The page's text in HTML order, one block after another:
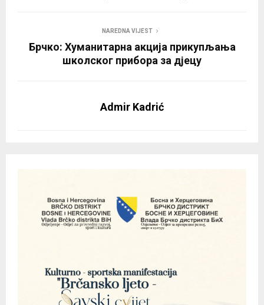
NAREDNA VIJEST
Брчко: Хуманитарна акција прикупљања
школског прибора за дјецу
Admir Kadrić